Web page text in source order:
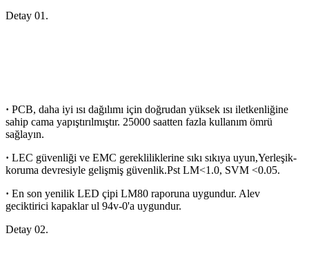
Detay 01.
· PCB, daha iyi ısı dağılımı için doğrudan yüksek ısı iletkenliğine
sahip cama yapıştırılmıştır. 25000 saatten fazla kullanım ömrü
sağlayın.
· LEC güvenliği ve EMC gerekliliklerine sıkı sıkıya uyun,Yerleşik-
koruma devresiyle gelişmiş güvenlik.Pst LM<1.0, SVM <0.05.
· En son yenilik LED çipi LM80 raporuna uygundur. Alev
geciktirici kapaklar ul 94v-0'a uygundur.
Detay 02.